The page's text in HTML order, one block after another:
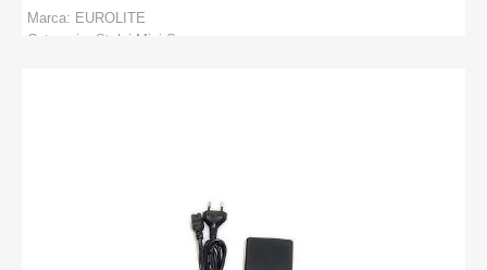
Marca: EUROLITE
Categorie: Stalpi Mini Scena